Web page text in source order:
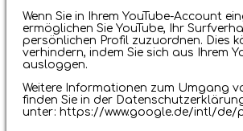
Wenn Sie in Ihrem YouTube-Account
ermöglichen Sie YouTube, Ihr
persönlichen Profil zuzuordnen. Dies
verhindern, indem Sie sich aus Ihrem
ausloggen.
Weitere Informationen zum Umgang
finden Sie in der
unter: https://www.google.de/intl/de/